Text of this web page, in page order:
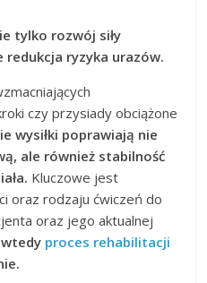
tylko rozwój siły
redukcja ryzyka urazów.
czy przysiady obciążone
wysiłki poprawiają nie
ale również stabilność
Kluczowe jest
oraz rodzaju ćwiczeń do
oraz jego aktualnej
proces rehabilitacji